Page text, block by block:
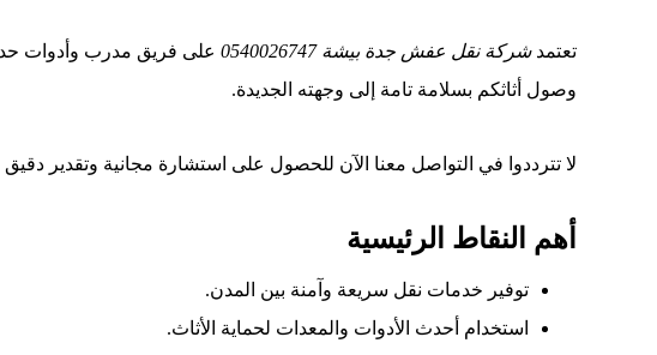
تعتمدشركة نقل عفش جدة بيشة 0540026747
على فريق مدرب وأدوات
وصول أثاثكم بسلامة تامة إلى وجهته الجديدة.
لا تترددوا في التواصل معنا الآن للحصول على استشارة مجانية وتقدير
أهم النقاط الرئيسية
توفير خدمات نقل سريعة وآمنة بين المدن.
استخدام أحدث الأدوات والمعدات لحماية الأثاث.